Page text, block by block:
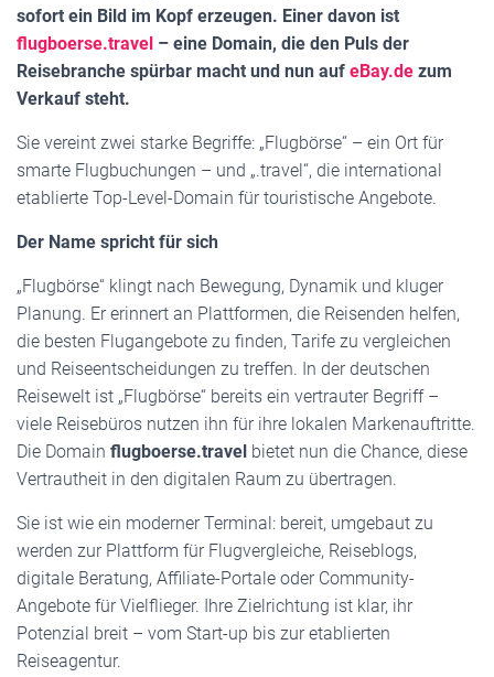
sofort ein Bild im Kopf erzeugen. Einer davon ist
flugboerse.travel – eine Domain, die den Puls der
Reisebranche spürbar macht und nun auf eBay.de zum
Verkauf steht.
Sie vereint zwei starke Begriffe: „Flugbörse“ – ein Ort für
smarte Flugbuchungen – und „.travel“, die international
etablierte Top-Level-Domain für touristische Angebote.
Der Name spricht für sich
„Flugbörse“ klingt nach Bewegung, Dynamik und kluger
Planung. Er erinnert an Plattformen, die Reisenden helfen,
die besten Flugangebote zu finden, Tarife zu vergleichen
und Reiseentscheidungen zu treffen. In der deutschen
Reisewelt ist „Flugbörse“ bereits ein vertrauter Begriff –
viele Reisebüros nutzen ihn für ihre lokalen Markenauftritte.
Die Domain flugboerse.travel bietet nun die Chance, diese
Vertrautheit in den digitalen Raum zu übertragen.
Sie ist wie ein moderner Terminal: bereit, umgebaut zu
werden zur Plattform für Flugvergleiche, Reiseblogs,
digitale Beratung, Affiliate-Portale oder Community-
Angebote für Vielflieger. Ihre Zielrichtung ist klar, ihr
Potenzial breit – vom Start-up bis zur etablierten
Reiseagentur.